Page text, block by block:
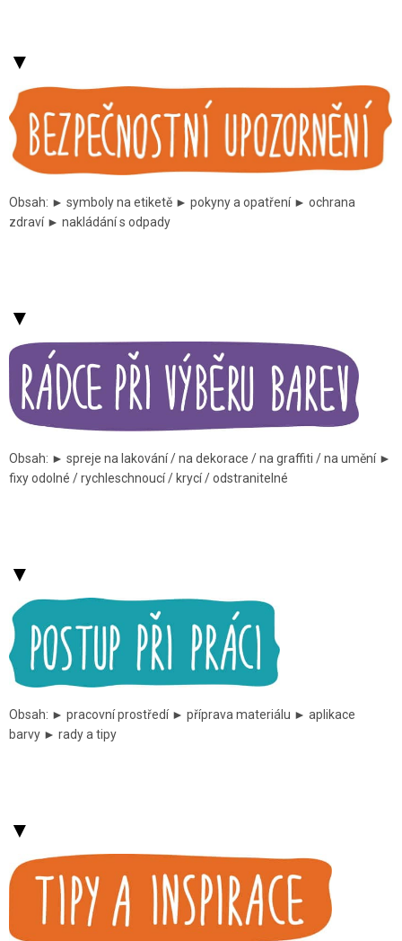
▼
Obsah: ► symboly na etiketě ► pokyny a opatření ► ochrana
zdraví ► nakládání s odpady
▼
Obsah: ► spreje na lakování / na dekorace / na graffiti / na umění ►
fixy odolné / rychleschnoucí / krycí / odstranitelné
▼
Obsah: ► pracovní prostředí ► příprava materiálu ► aplikace
barvy ► rady a tipy
▼